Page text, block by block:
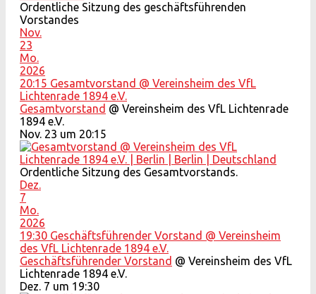
Ordentliche Sitzung des geschäftsführenden
Vorstandes
Nov.
23
Mo.
2026
20:15 Gesamtvorstand @ Vereinsheim des VfL
Lichtenrade 1894 e.V.
Gesamtvorstand @ Vereinsheim des VfL Lichtenrade
1894 e.V.
Nov. 23 um 20:15
Ordentliche Sitzung des Gesamtvorstands.
Dez.
7
Mo.
2026
19:30 Geschäftsführender Vorstand @ Vereinsheim
des VfL Lichtenrade 1894 e.V.
Geschäftsführender Vorstand @ Vereinsheim des VfL
Lichtenrade 1894 e.V.
Dez. 7 um 19:30